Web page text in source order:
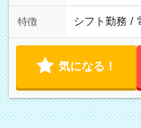
特徴 シフト勤務 /
気になる！